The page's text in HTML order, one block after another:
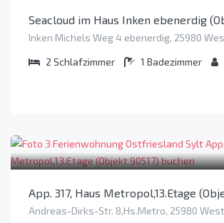
Seacloud im Haus Inken ebenerdig
Inken Michels Weg 4 ebenerdig, 25980
2 Schlafzimmer 1 Badezimmer
App. 317, Haus Metropol,13.Etage
Andreas-Dirks-Str. 8,Hs.Metro, 25980